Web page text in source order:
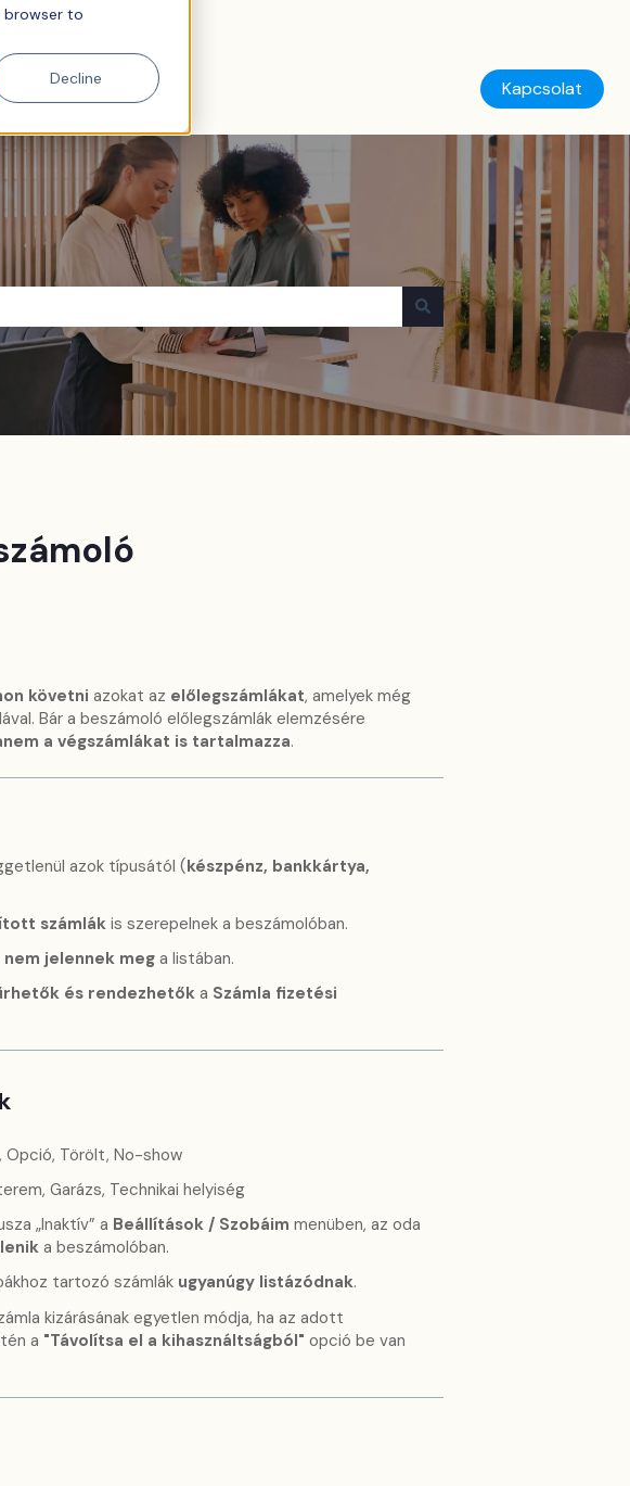
browser to
Decline Kapcsolat
követni azokat az előlegszámlákat, amelyek még
Bár a beszámoló előlegszámlák elemzésére
a végszámlákat is tartalmazza.
azok típusától (készpénz, bankkártya,
számlákis szerepelnek a beszámolóban.
jelennek mega listában.
és rendezhetőka Számla fizetési
Opció, Törölt, No-show
Garázs, Technikai helyiség
„Inaktív” a Beállítások / Szobáim menüben, az oda
a beszámolóban.
tartozó számlák ugyanúgy listázódnak.
kizárásának egyetlen módja, ha az adott
a "Távolítsa el a kihasználtságból" opció be van